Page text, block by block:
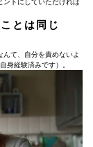
とは同じ
んて、自分を責めないよ
身経験済みです）。